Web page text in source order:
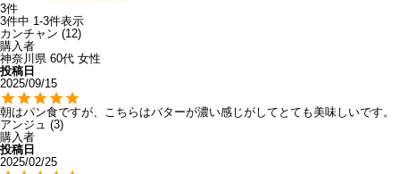
3
3件中 1 -3件表示
カンチャン
12
購入者
神奈川県 60代 女性
投稿日
2025/09/15
朝はパン食ですが、こちらはバターが濃い感じがしてとても美味しいです。
アンジュ
3
購入者
投稿日
2025/02/25